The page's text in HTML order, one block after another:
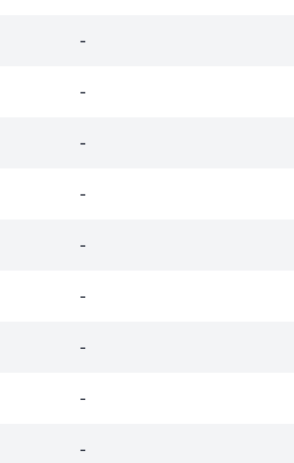
-
-
-
-
-
-
-
-
-